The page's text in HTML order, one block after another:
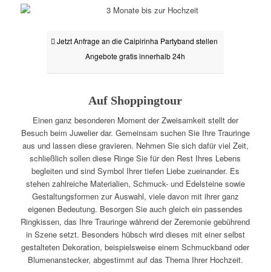
Jetzt Anfrage an die Caipirinha Partyband stellen
Angebote gratis innerhalb 24h
Auf Shoppingtour
Einen ganz besonderen Moment der Zweisamkeit stellt der
Besuch beim Juwelier dar. Gemeinsam suchen Sie Ihre Trauringe
aus und lassen diese gravieren. Nehmen Sie sich dafür viel Zeit,
schließlich sollen diese Ringe Sie für den Rest Ihres Lebens
begleiten und sind Symbol Ihrer tiefen Liebe zueinander. Es
stehen zahlreiche Materialien, Schmuck- und Edelsteine sowie
Gestaltungsformen zur Auswahl, viele davon mit ihrer ganz
eigenen Bedeutung. Besorgen Sie auch gleich ein passendes
Ringkissen, das Ihre Trauringe während der Zeremonie gebührend
in Szene setzt. Besonders hübsch wird dieses mit einer selbst
gestalteten Dekoration, beispielsweise einem Schmuckband oder
Blumenanstecker, abgestimmt auf das Thema Ihrer Hochzeit.